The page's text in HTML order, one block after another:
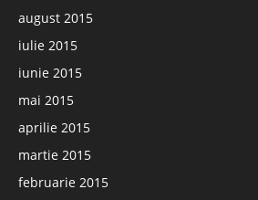
august 2015
iulie 2015
iunie 2015
mai 2015
aprilie 2015
martie 2015
februarie 2015